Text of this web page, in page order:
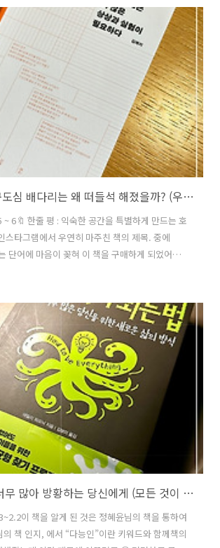
글쓰기에 대한 관심과 잘하고 싶은 마음이 컸기 때
내 친절한 듯 친절하지 않은 독특한 문장들을 마주
기 힘든 부분도 이었지만, 공감되는 문장도 참 많
문장들은,어쩌면 아직 저의 레벨보다 높은 단계에
각해서 굳이 애써 이해해려 들지 않았어..
조용했던 인천 구도심 배다리는 왜 떠들석 해졌을까? (우리의 일과 삶에는 더 많은 상상과 실험이 필요하다 by.김해리)
~ 6🔖 한줄 평 : 익숙한 공간을 특별하게 만드는 호
스타그램에서 우연히 마주친 책의 제목. 중에
단어에 마음이 꽂혀 이 책을 구매하게 되었어요.
목이 곧 이 책의 핵심 문장이라는 직감이 들었
어요.이 책은 총 4개의 챕터로 이루어져 있고, 의
드나 개인의 삶에 적용할 수 있도록 연결되는 과정
어 있죠.개인적으로는 라는 마을의 홍보책자 같으
간을 하나의 브랜드로 바라보고 성장시키는 과정
킹 필름”처럼 느껴졌어요.책장을 넘길 때마다 저자
하고 싶은 것이 너무 많아 방황하는 당신에게 (모든 것이 되는 법 by. 에밀리 와프닉)
이 책을 알게 된 것은 정혜윤님의 책을 통하여
책 인지, 에서 “다능인”이란 키워드와 함께책의